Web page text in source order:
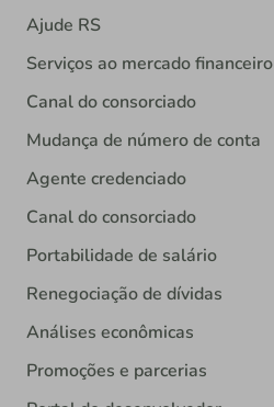
Ajude RS
Serviços ao mercado financeiro
Canal do consorciado
Mudança de número de conta
Agente credenciado
Canal do consorciado
Portabilidade de salário
Renegociação de dívidas
Análises econômicas
Promoções e parcerias